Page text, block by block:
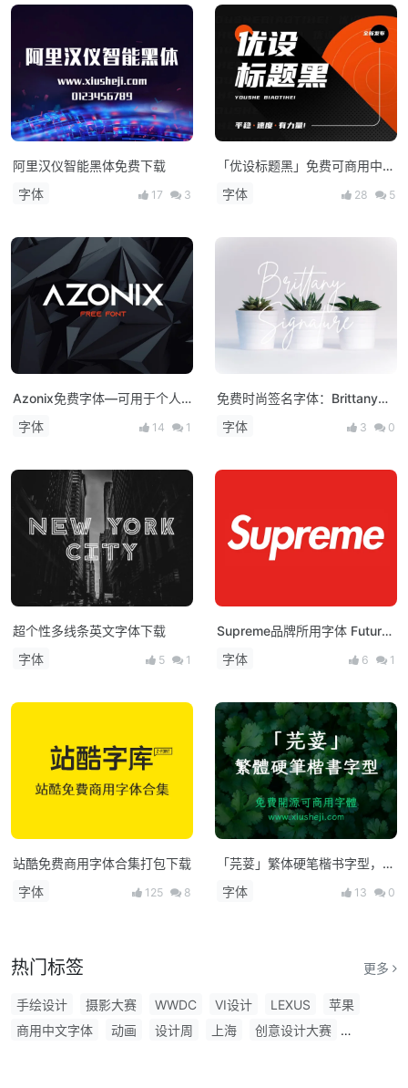
阿里汉仪智能黑体免费下载
字体
17 3
「优设标题黑」免费可商用中文
字体！
字体 28 5
Azonix免费字体—可用于个人
和商业用途
字体 14 1
免费时尚签名字体：Brittany
Signature
字体 3 0
超个性多线条英文字体下载
字体
5 1
Supreme品牌所用字体 Futura
下载
字体 6 1
站酷免费商用字体合集打包下载
字体
125 8
「芫荽」繁体硬笔楷书字型，免
费商用下载！
字体 13 0
热门标签 更多
手绘设计 摄影大赛 WWDC VI设计 LEXUS
苹果
商用中文字体
动画 设计周 上海
创意设计大赛